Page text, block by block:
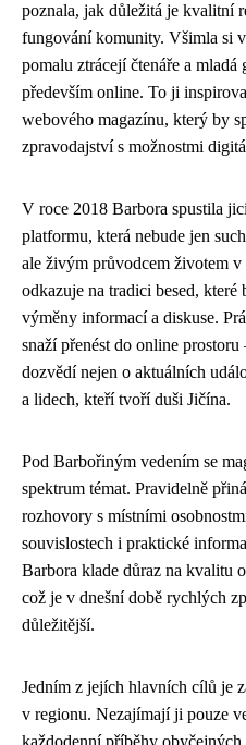
poznala, jak důležitá je kvalitní
fungování komunity. Všimla si
pomalu ztrácejí čtenáře a
především online. To ji
webového magazínu, který by
zpravodajství s možnostmi
V roce 2018 Barbora spustila
platformu, která nebude jen
ale živým průvodcem životem
odkazuje na tradici besed,
výměny informací a diskuse.
snaží přenést do online
dozvědí nejen o aktuálních
a lidech, kteří tvoří duši Jičína.
Pod Barbořiným vedením se
spektrum témat. Pravidelně
rozhovory s místními
souvislostech i praktické
Barbora klade důraz na kvalitu
což je v dnešní době rychlých
důležitější.
Jedním z jejích hlavních cílů je
v regionu. Nezajímají ji pouze
každodenní příběhy